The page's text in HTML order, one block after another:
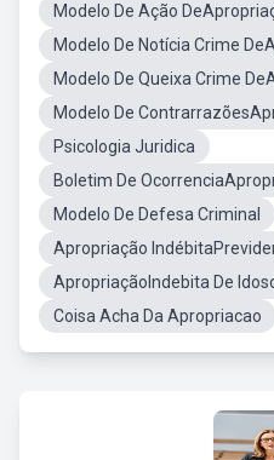
Modelo De Ação
Modelo De Notícia Crime
Modelo De Queixa Crime
Modelo De
Psicologia Juridica
Boletim De
Modelo De Defesa Criminal
Apropriação
ApropriaçãoIndebita De
Coisa Acha Da Apropriacao